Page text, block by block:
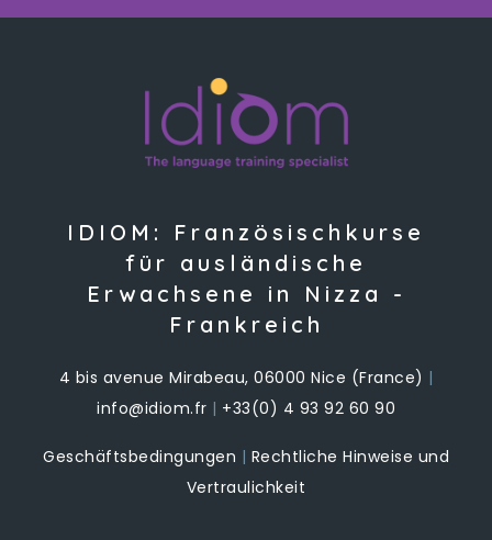
IDIOM: Französischkurse
für ausländische
Erwachsene in Nizza -
Frankreich
4 bis avenue Mirabeau, 06000 Nice (France) |
info@idiom.fr | +33(0) 4 93 92 60 90
Geschäftsbedingungen | Rechtliche Hinweise und
Vertraulichkeit